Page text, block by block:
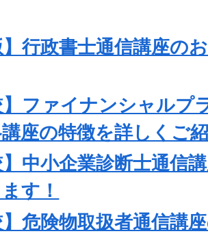
】行政書士通信講座の
】ファイナンシャルプ
座の特徴を詳しくご紹
】中小企業診断士通信
す！
】危険物取扱者通信講